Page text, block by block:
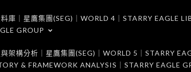
庫｜星鷹集團(SEG)｜WORLD 4｜STARRY EAGLE
GROUP
架構分析｜星鷹集團(SEG)｜WORLD 5｜STARRY
& FRAMEWORK ANALYSIS｜STARRY EAGLE